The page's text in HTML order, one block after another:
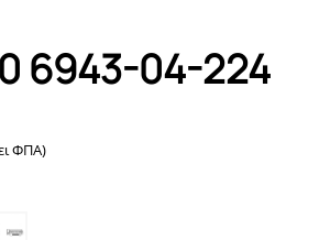
6943-04-224
ΦΠΑ)